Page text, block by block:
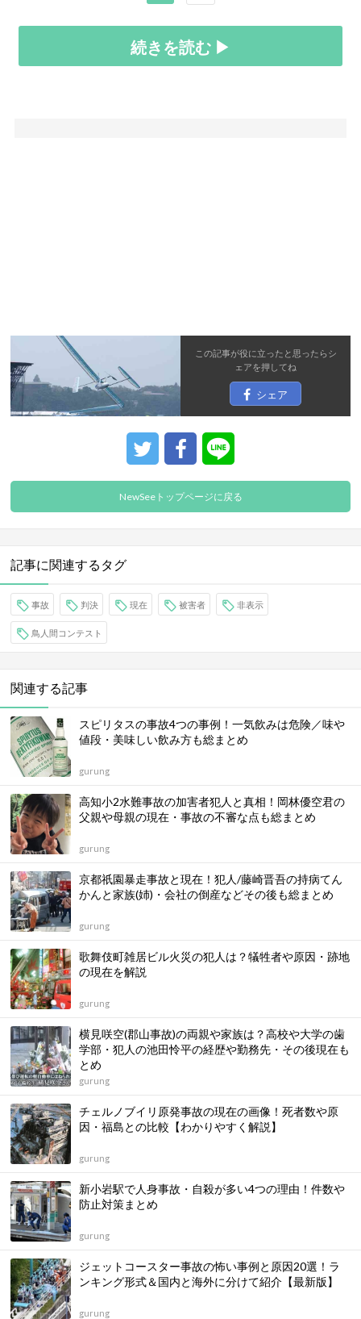
続きを読む ▶
この記事が役に立ったと思ったらシ
ェアを押してね
シェア
NewSeeトップページに戻る
記事に関連するタグ
事故 判決 現在 被害者 非表示
鳥人間コンテスト
関連する記事
スピリタスの事故4つの事例！一気飲みは危険／味や
値段・美味しい飲み方も総まとめ
gurung
高知小2水難事故の加害者犯人と真相！岡林優空君の
父親や母親の現在・事故の不審な点も総まとめ
gurung
京都祇園暴走事故と現在！犯人/藤崎晋吾の持病てん
かんと家族(姉)・会社の倒産などその後も総まとめ
gurung
歌舞伎町雑居ビル火災の犯人は？犠牲者や原因・跡地
の現在を解説
gurung
横見咲空(郡山事故)の両親や家族は？高校や大学の歯
学部・犯人の池田怜平の経歴や勤務先・その後現在も
とめ
gurung
チェルノブイリ原発事故の現在の画像！死者数や原
因・福島との比較【わかりやすく解説】
gurung
新小岩駅で人身事故・自殺が多い4つの理由！件数や
防止対策まとめ
gurung
ジェットコースター事故の怖い事例と原因20選！ラ
ンキング形式＆国内と海外に分けて紹介【最新版】
gurung